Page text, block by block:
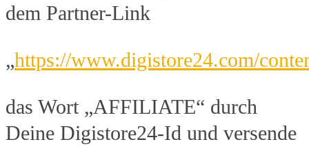
dem Partner-Link
„https://www.digistore24.com/
das Wort „AFFILIATE“ durch
Deine Digistore24-Id und versende